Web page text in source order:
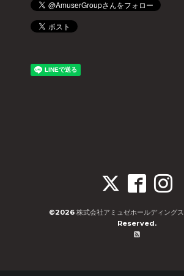
©2026 株式会社アミュゼホールディングス
Reserved.